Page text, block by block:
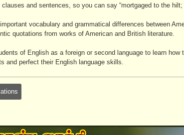
and sentences, so you can say “mortgaged to the hilt;
vocabulary and grammatical differences between
quotations from works of American and British literature.
of English as a foreign or second language to learn how
and perfect their English language skills.